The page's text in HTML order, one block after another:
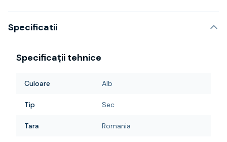
Specificatii
Specificații tehnice
Culoare Alb
Tip Sec
Tara Romania